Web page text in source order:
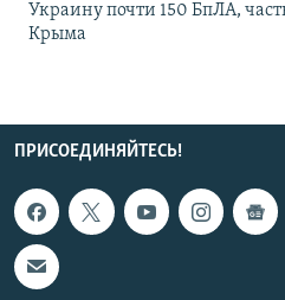
Украину почти 150 БпЛА,
Крыма
ПРИСОЕДИНЯЙТЕСЬ!